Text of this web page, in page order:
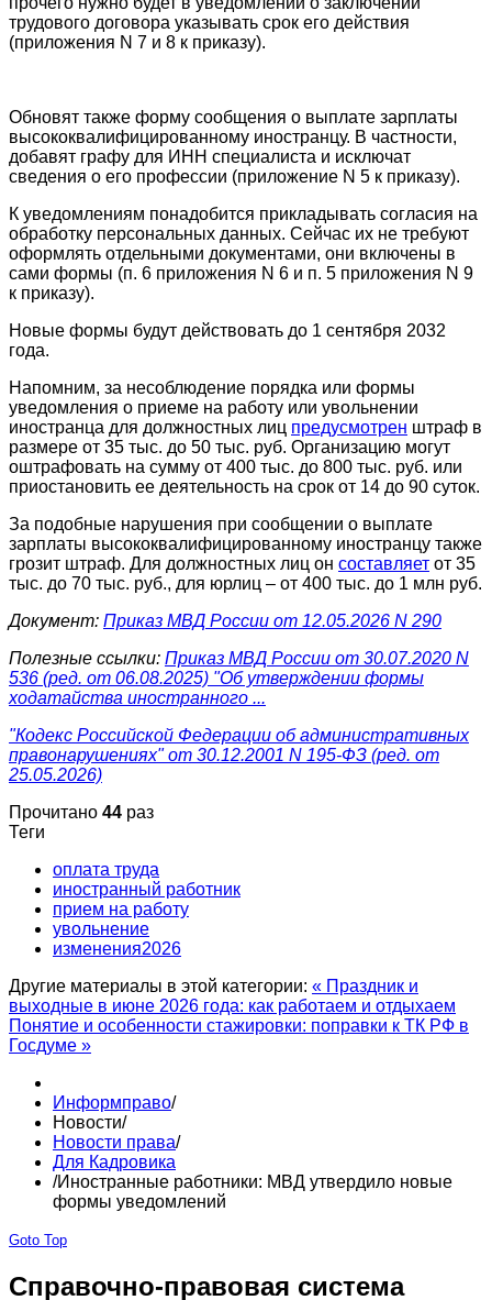
трудового договора указывать срок его действия
(приложения N 7 и 8 к приказу).
Обновят также форму сообщения о выплате зарплаты
высококвалифицированному иностранцу. В частности,
добавят графу для ИНН специалиста и исключат
сведения о его профессии (приложение N 5 к приказу).
К уведомлениям понадобится прикладывать согласия на
обработку персональных данных. Сейчас их не требуют
оформлять отдельными документами, они включены в
сами формы (п. 6 приложения N 6 и п. 5 приложения N 9
к приказу).
Новые формы будут действовать до 1 сентября 2032
года.
Напомним, за несоблюдение порядка или формы
уведомления о приеме на работу или увольнении
иностранца для должностных лиц предусмотрен штраф в
размере от 35 тыс. до 50 тыс. руб. Организацию могут
оштрафовать на сумму от 400 тыс. до 800 тыс. руб. или
приостановить ее деятельность на срок от 14 до 90 суток.
За подобные нарушения при сообщении о выплате
зарплаты высококвалифицированному иностранцу также
грозит штраф. Для должностных лиц он составляет от 35
тыс. до 70 тыс. руб., для юрлиц – от 400 тыс. до 1 млн руб.
Документ: Приказ МВД России от 12.05.2026 N 290
Полезные ссылки: Приказ МВД России от 30.07.2020 N
536 (ред. от 06.08.2025) "Об утверждении формы
ходатайства иностранного ...
"Кодекс Российской Федерации об административных
правонарушениях" от 30.12.2001 N 195-ФЗ (ред. от
25.05.2026)
Прочитано 44 раз
Теги
оплата труда
иностранный работник
прием на работу
увольнение
изменения2026
Другие материалы в этой категории: « Праздник и
выходные в июне 2026 года: как работаем и отдыхаем
Понятие и особенности стажировки: поправки к ТК РФ в
Госдуме »
Информправо/
Новости/
Новости права/
Для Кадровика
/Иностранные работники: МВД утвердило новые
формы уведомлений
Goto Top
Справочно-правовая система